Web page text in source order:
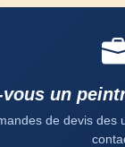
vous un
de devis